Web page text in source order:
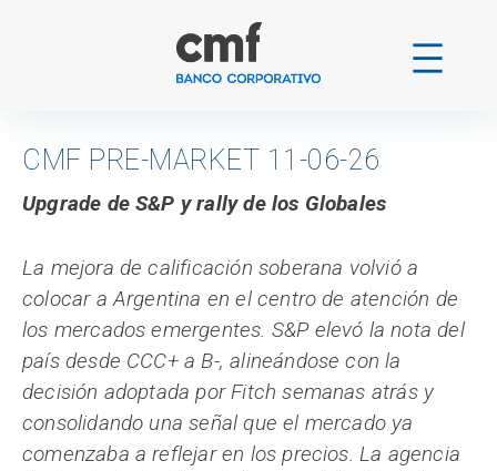
CMF PRE-MARKET 11-06-26
Upgrade de S&P y rally de los Globales
La mejora de calificación soberana volvió a
colocar a Argentina en el centro de atención de
los mercados emergentes. S&P elevó la nota del
país desde CCC+ a B-, alineándose con la
decisión adoptada por Fitch semanas atrás y
consolidando una señal que el mercado ya
comenzaba a reflejar en los precios. La agencia